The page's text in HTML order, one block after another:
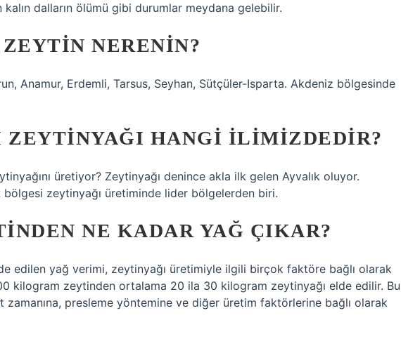
dalların ölümü gibi durumlar meydana gelebilir.
NERENIN?
Anamur, Erdemli, Tarsus, Seyhan, Sütçüler-Isparta. Akdeniz bölgesinde
HANGI ILIMIZDEDIR?
üretiyor? Zeytinyağı denince akla ilk gelen Ayvalık oluyor.
bölgesi zeytinyağı üretiminde lider bölgelerden biri.
NE KADAR YAĞ ÇIKAR?
edilen yağ verimi, zeytinyağı üretimiyle ilgili birçok faktöre bağlı olarak
kilogram zeytinden ortalama 20 ila 30 kilogram zeytinyağı elde edilir. Bu
zamanına, presleme yöntemine ve diğer üretim faktörlerine bağlı olarak